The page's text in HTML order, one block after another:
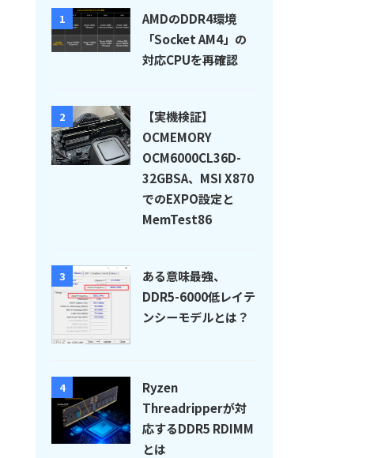
1
AMDのDDR4環境
「Socket AM4」の
対応CPUを再確認
2
【実機検証】
OCMEMORY
OCM6000CL36D-
32GBSA、MSI X870
でのEXPO設定と
MemTest86
3
ある意味最強、
DDR5-6000低レイテ
ンシーモデルとは？
4
Ryzen
Threadripperが対
応するDDR5 RDIMM
とは